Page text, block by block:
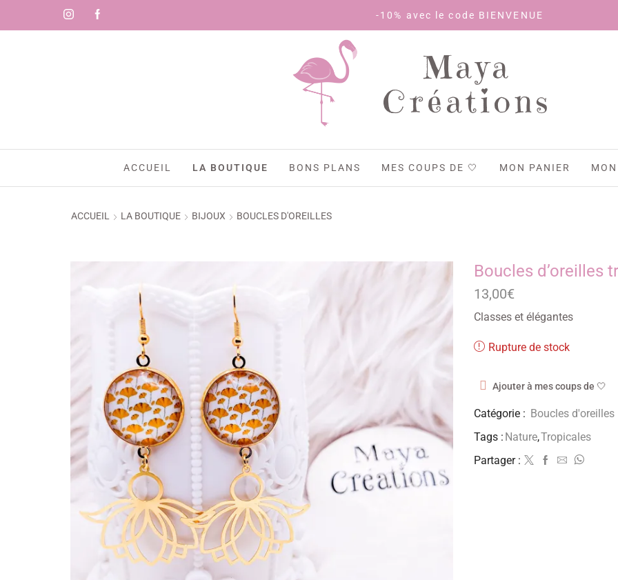
-10% avec le code BIENVENUE
Maya
Créations
ACCUEIL LA BOUTIQUE BONS PLANS MES COUPS DE 🤍 MON PANIER
ACCUEIL LA BOUTIQUE BIJOUX BOUCLES D'OREILLES
Boucles d’oreilles
13,00€
Classes et élégantes
Rupture de stock
Ajouter à mes coups de 🤍
Catégorie : Boucles d'oreilles
Tags : Nature,Tropicales
Partager :